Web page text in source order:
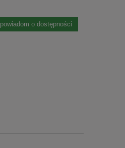
powiadom o dostępności